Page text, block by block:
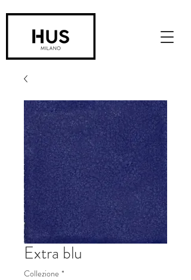
Extra blu
Collezione *